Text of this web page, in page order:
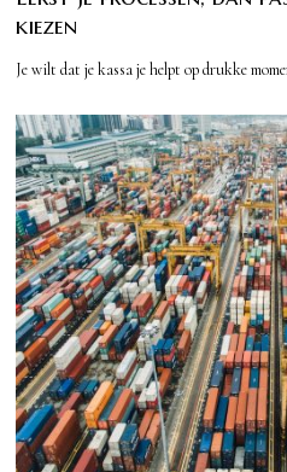
kiezen
Je wilt dat je kassa je helpt op drukke